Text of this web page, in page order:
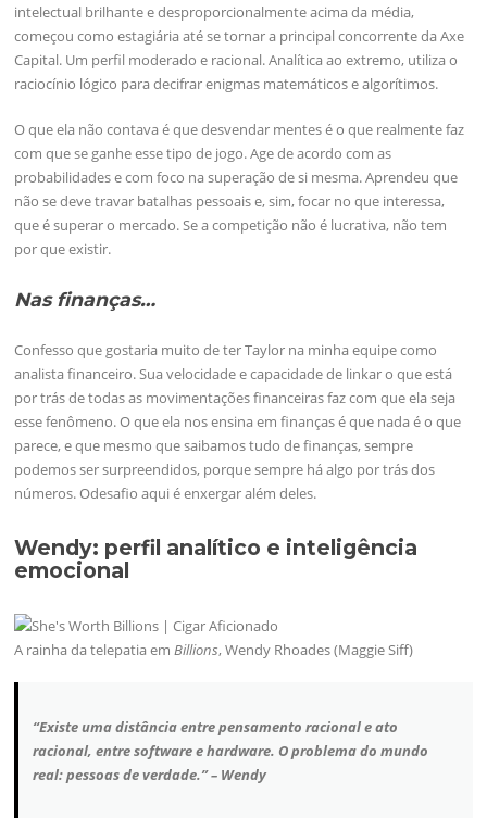
intelectual brilhante e desproporcionalmente acima da média,
começou como estagiária até se tornar a principal concorrente da Axe
Capital. Um perfil moderado e racional. Analítica ao extremo, utiliza o
raciocínio lógico para decifrar enigmas matemáticos e algorítimos.
O que ela não contava é que desvendar mentes é o que realmente faz
com que se ganhe esse tipo de jogo. Age de acordo com as
probabilidades e com foco na superação de si mesma. Aprendeu que
não se deve travar batalhas pessoais e, sim, focar no que interessa,
que é superar o mercado. Se a competição não é lucrativa, não tem
por que existir.
Nas finanças…
Confesso que gostaria muito de ter Taylor na minha equipe como
analista financeiro. Sua velocidade e capacidade de linkar o que está
por trás de todas as movimentações financeiras faz com que ela seja
esse fenômeno. O que ela nos ensina em finanças é que nada é o que
parece, e que mesmo que saibamos tudo de finanças, sempre
podemos ser surpreendidos, porque sempre há algo por trás dos
números. Odesafio aqui é enxergar além deles.
Wendy: perfil analítico e inteligência
emocional
A rainha da telepatia emBillions, Wendy Rhoades (Maggie Siff)
“Existe uma distância entre pensamento racional e ato
racional, entre software e hardware. O problema do mundo
real: pessoas de verdade.” – Wendy